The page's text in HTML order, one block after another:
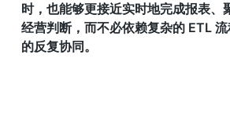
时，也能够更接近实时地完成报表、
经营判断，而不必依赖复杂的 ETL
的反复协同。